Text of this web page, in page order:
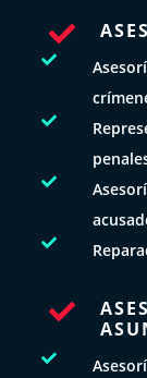






